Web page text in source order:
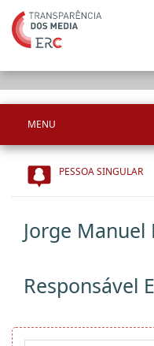
MENU
PESSOA SINGULAR
Jorge
Responsável